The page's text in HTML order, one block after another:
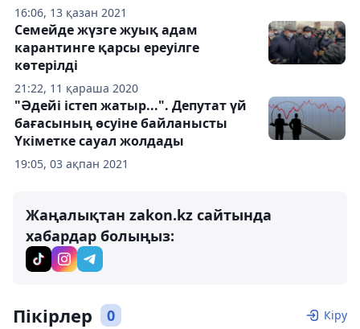
16:06, 13 қазан 2021
21:22, 11 қараша 2020
Семейде жүзге жуық адам
карантинге қарсы ереуілге
көтерілді
19:05, 03 ақпан 2021
"Әдейі істеп жатыр...". Депутат үй
бағасының өсуіне байланысты
Үкіметке сауал жолдады
Жаңалықтан zakon.kz сайтында
хабардар болыңыз:
Пікірлер 0 Кіру